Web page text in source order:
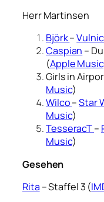
Herr Martinsen
Björk–
Caspian –
(Apple Music
Girls in
Music)
Wilco–Star
Music)
TesseracT–
Music)
Gesehen
Rita – Staffel 3 (